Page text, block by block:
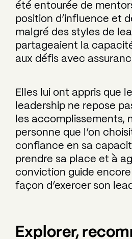
été entourée de
position d’influence et
malgré des styles de
partageaient la
aux défis avec
Elles lui ont appris que
leadership ne repose
les accomplissements,
personne que l’on
confiance en sa
prendre sa place et à
conviction guide encore
façon d’exercer son
Explorer,